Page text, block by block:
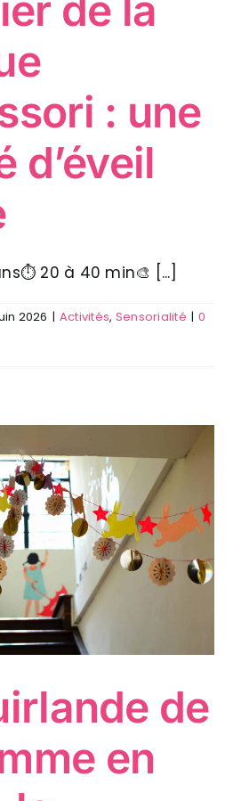
: une
d’éveil
20 à 40 min🎨 [...]
2026 | Activités, Sensorialité | 0
de
en